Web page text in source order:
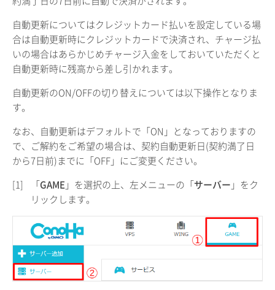
自動更新についてはクレジットカード払いを設定している場
合は自動更新時にクレジットカードで決済され、チャージ払
いの場合はあらかじめチャージ入金をしておいていただくと
自動更新時に残高から差し引かれます。
自動更新のON/OFFの切り替えについては以下操作となりま
す。
なお、自動更新はデフォルトで「ON」となっておりますの
で、ご解約をご希望の場合は、契約自動更新日(契約満了日
から7日前)までに「OFF」にご変更ください。
[1]
「GAME」を選択の上、左メニューの「サーバー 」をク
リックします。